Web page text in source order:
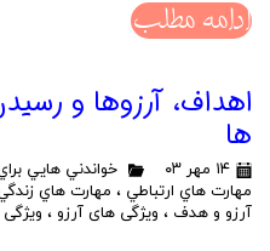
ادامه مطلب
اهداف، آرزوها و
ها
۱۴ مهر ۰۳ خواندني هايي
مهارت هاي ارتباطي ، مهارت هاي
آرزو و هدف ، ویژگی های آرزو ،